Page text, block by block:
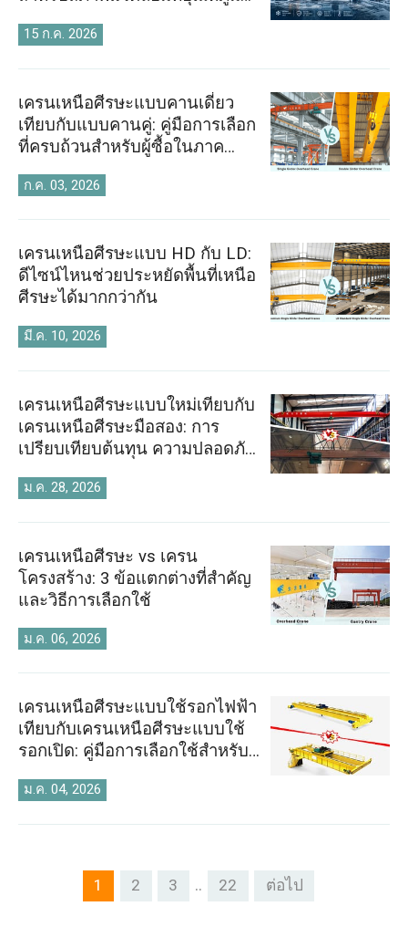
-40°C: คุณสมบัติและข้อควร
พิจารณาที่สำคัญในการออกแบบ
15 ก.ค. 2026
เครนเหนือศีรษะแบบคานเดี่ยว
เทียบกับแบบคานคู่: คู่มือการเลือก
ที่ครบถ้วนสำหรับผู้ซื้อในภาค
อุตสาหกรรม
ก.ค. 03, 2026
เครนเหนือศีรษะแบบ HD กับ LD:
ดีไซน์ไหนช่วยประหยัดพื้นที่เหนือ
ศีรษะได้มากกว่ากัน
มี.ค. 10, 2026
เครนเหนือศีรษะแบบใหม่เทียบกับ
เครนเหนือศีรษะมือสอง: การ
เปรียบเทียบต้นทุน ความปลอดภัย
และอายุการใช้งาน
ม.ค. 28, 2026
เครนเหนือศีรษะ vs เครน
โครงสร้าง: 3 ข้อแตกต่างที่สำคัญ
และวิธีการเลือกใช้
ม.ค. 06, 2026
เครนเหนือศีรษะแบบใช้รอกไฟฟ้า
เทียบกับเครนเหนือศีรษะแบบใช้
รอกเปิด: คู่มือการเลือกใช้สำหรับ
โครงการยกของในอุตสาหกรรม
ม.ค. 04, 2026
1 2 3 .. 22 ต่อไป